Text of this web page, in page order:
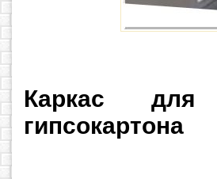
Каркас для
гипсокартона